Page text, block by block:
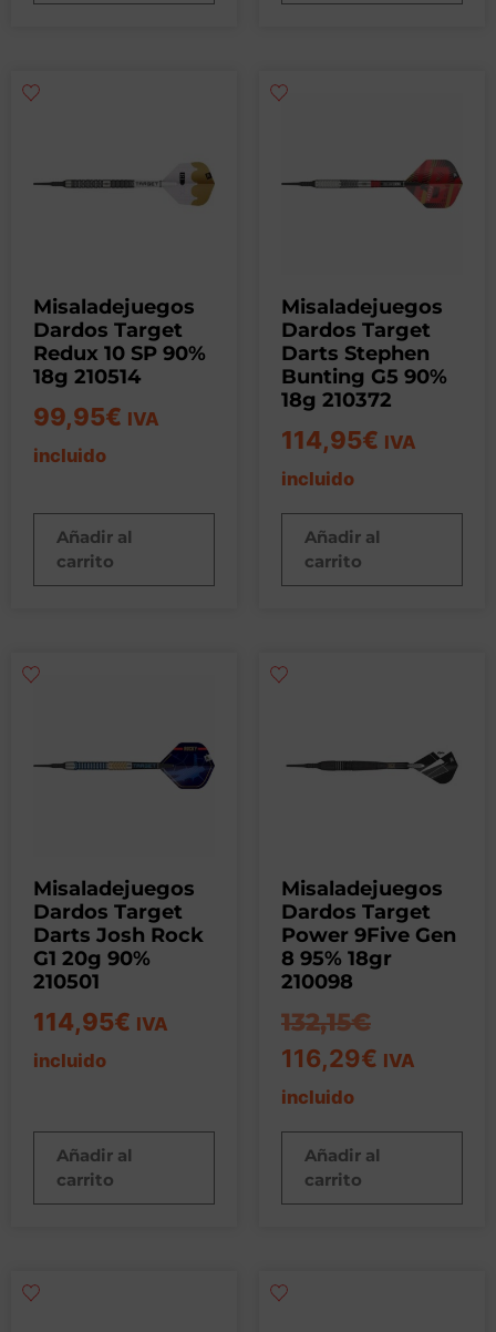
Misaladejuegos
Dardos Target
Redux 10 SP 90%
18g 210514
99,95€ IVA
incluido
Añadir al
carrito
Misaladejuegos
Dardos Target
Darts Stephen
Bunting G5 90%
18g 210372
114,95€ IVA
incluido
Añadir al
carrito
Misaladejuegos
Dardos Target
Darts Josh Rock
G1 20g 90%
210501
114,95€ IVA
incluido
Añadir al
carrito
Misaladejuegos
Dardos Target
Power 9Five Gen
8 95% 18gr
210098
132,15€
116,29€ IVA
incluido
Añadir al
carrito